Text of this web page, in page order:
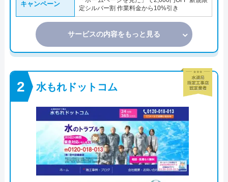
キャンペーン
定シルバー割 作業料金から10%引き
サービスの内容をもっと見る
水もれドットコム